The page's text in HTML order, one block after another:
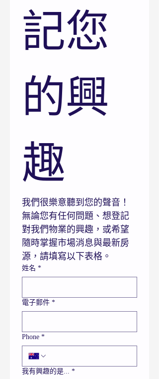
記您
的興
趣
我們很樂意聽到您的聲音！
無論您有任何問題、想登記
對我們物業的興趣，或希望
隨時掌握市場消息與最新房
源，請填寫以下表格。
姓名 *
電子郵件 *
Phone *
我有興趣的是... *